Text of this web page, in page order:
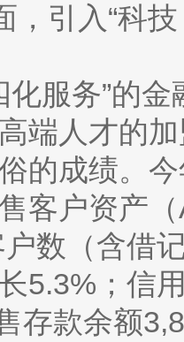
，引入“科
服务”的金
端人才的
的成绩。
客户资产
数（含借
5.3%；信
存款余额